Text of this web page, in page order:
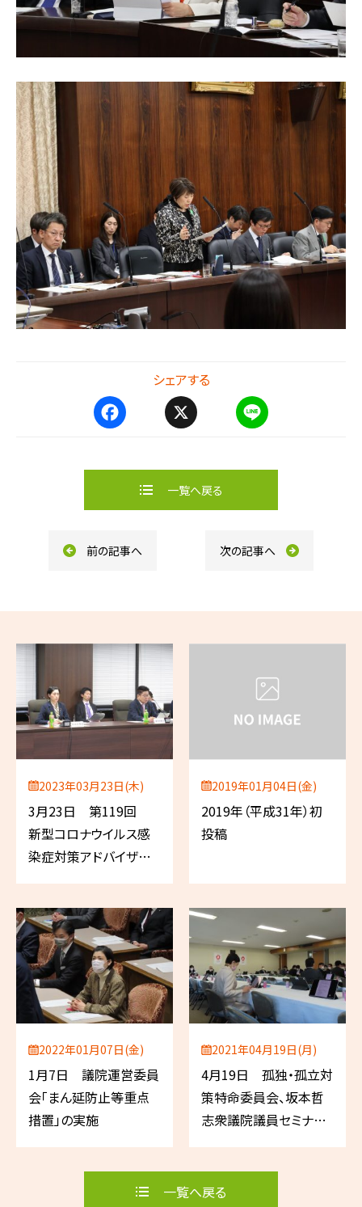
シェアする
e
o
e
一覧へ戻る
前の記事へ 次の記事へ
2023年03月23日(木)
3月23日 第119回
新型コロナウイルス感
染症対策アドバイザ
2019年01月04日(金)
2019年（平成31年）初
投稿
2022年01月07日(金)
1月7日 議院運営委員
会「まん延防止等重点
措置」の実施
2021年04月19日(月)
4月19日 孤独・孤立対
策特命委員会、坂本哲
志衆議院議員セミナー
ほか
一覧へ戻る